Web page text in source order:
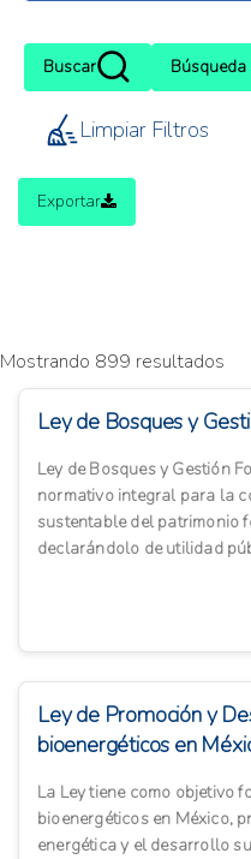
Buscar
Limpiar Filtros
Exportar
Mostrando 899 resultados
Ley de Bosques y
Ley de Bosques y Gestión
normativo integral para la
sustentable del patrimonio
declarándolo de utilidad
Ley de Promoción y
bioenergéticos en
La Ley tiene como objetivo
bioenergéticos en México,
energética y el desarrollo